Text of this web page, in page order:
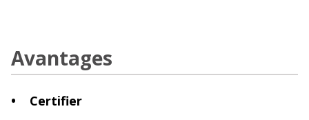
Avantages
• Certifier